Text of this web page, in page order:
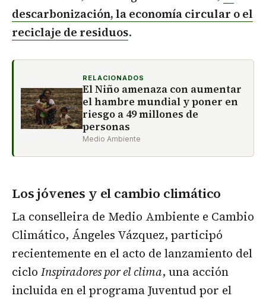
descarbonización, la economía circular o el
reciclaje de residuos.
RELACIONADOS
El Niño amenaza con aumentar
el hambre mundial y poner en
riesgo a 49 millones de
personas
Medio Ambiente
Los jóvenes y el cambio climático
La conselleira de Medio Ambiente e Cambio
Climático, Ángeles Vázquez, participó
recientemente en el acto de lanzamiento del
ciclo Inspiradores por el clima, una acción
incluida en el programa Juventud por el